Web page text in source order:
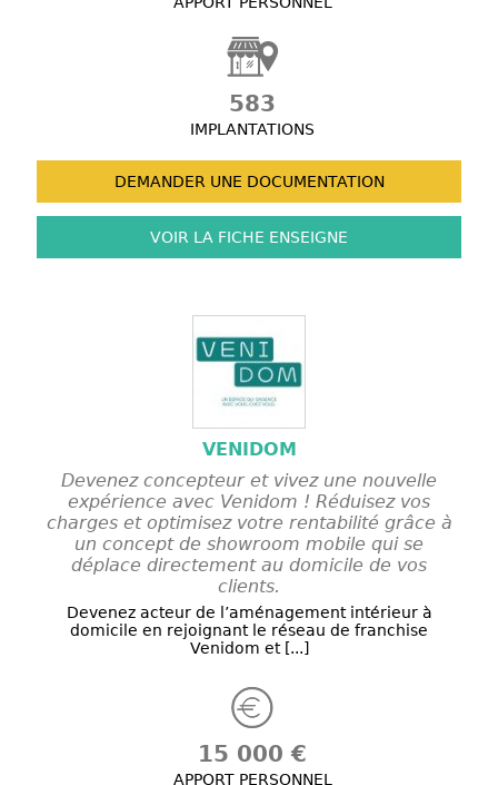
583
IMPLANTATIONS
DEMANDER UNE DOCUMENTATION
VOIR LA FICHE ENSEIGNE
VENIDOM
Devenez concepteur et vivez une nouvelle
expérience avec Venidom ! Réduisez vos
charges et optimisez votre rentabilité grâce à
un concept de showroom mobile qui se
déplace directement au domicile de vos
clients.
Devenez acteur de l’aménagement intérieur à
domicile en rejoignant le réseau de franchise
Venidom et [...]
15 000 €
APPORT PERSONNEL